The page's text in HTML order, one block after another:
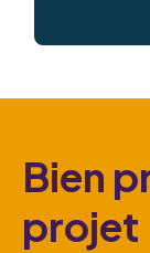
Bien
projet